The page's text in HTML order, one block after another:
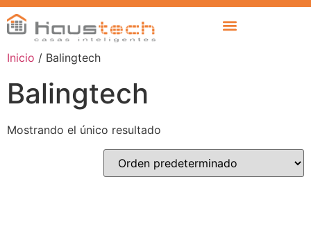
Inicio / Balingtech
Balingtech
Mostrando el único resultado